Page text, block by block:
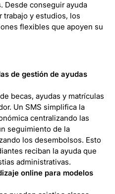
Desde conseguir ayuda
trabajo y estudios, los
flexibles que apoyen su
de gestión de ayudas
becas, ayudas y matrículas
Un SMS simplifica la
centralizando las
seguimiento de la
los desembolsos. Esto
reciban la ayuda que
administrativas.
online para modelos